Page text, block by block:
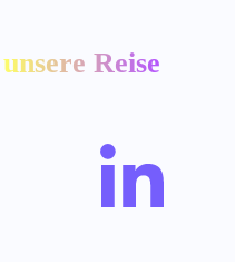
unsere Reise